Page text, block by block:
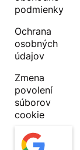
podmienky
Ochrana
osobných
údajov
Zmena
povolení
súborov
cookie